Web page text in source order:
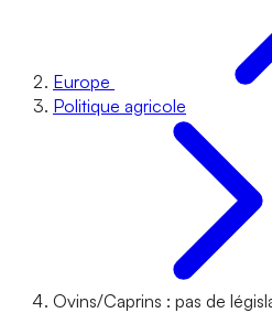
Europe
Politique agricole
Ovins/Caprins : pas de